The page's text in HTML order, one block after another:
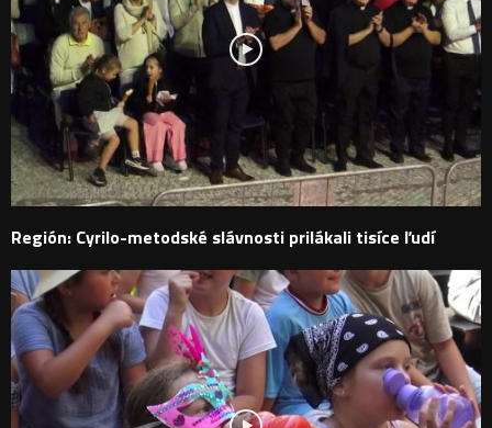
Región: Cyrilo-metodské slávnosti prilákali tisíce ľudí